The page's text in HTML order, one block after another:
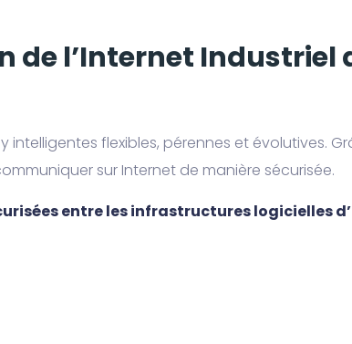
de l’Internet Industriel
flexibles, pérennes et évolutives.
sur Internet de manière sécurisée.
entre les infrastructures logicielles